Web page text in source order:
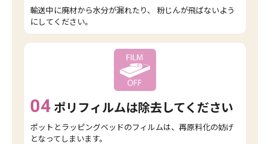
輸送中に廃材から水分が漏れたり、 粉じんが飛ばないよう
にしてください。
04 ポリフィルムは除去してください
ポットとラッピングベッドのフィルムは、再原料化の妨げ
となってしまいます。